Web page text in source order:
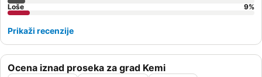
Ocena iznad proseka za grad Kemi
Loše
9%
Prikaži recenzije